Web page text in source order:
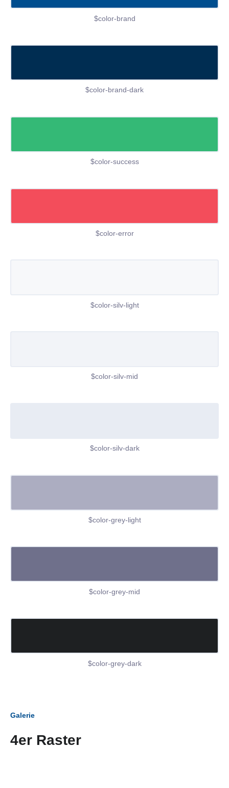
$color-brand
$color-brand-dark
$color-success
$color-error
$color-silv-light
$color-silv-mid
$color-silv-dark
$color-grey-light
$color-grey-mid
$color-grey-dark
Galerie
4er Raster